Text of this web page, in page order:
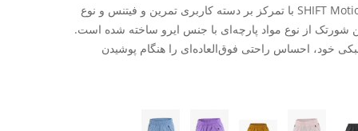
شورتک ورزشی زنانه اسپورتلند SHIFT Motion W با تمرکز بر دسته کاربری تمرین و فیتنس و نوع
از نوع مواد پارچه‌ای با جنس ایرو ساخته شده است.
خود، احساس راحتی فوق‌العاده‌ای را هنگام پوشیدن
پیلاتس، بدنسازی و دویدن مناسب می‌سازد. لطافت پارچه ایرو